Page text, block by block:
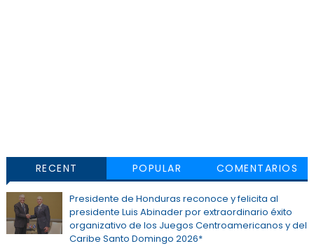
RECENT POPULAR COMENTARIOS
Presidente de Honduras reconoce y felicita al
presidente Luis Abinader por extraordinario éxito
organizativo de los Juegos Centroamericanos y del
Caribe Santo Domingo 2026*